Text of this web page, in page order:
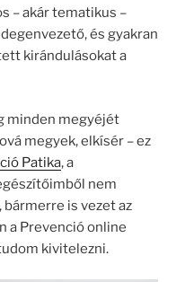
– akár tematikus –
és gyakran
kirándulásokat a
minden megyéjét
megyek, elkísér – ez
Patika, a
nem
is vezet az
a Prevenció online
kivitelezni.